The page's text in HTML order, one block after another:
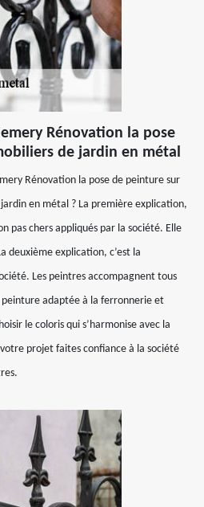
Rénovation la pose
de jardin en métal
Rénovation la pose de peinture sur
en métal ? La première explication,
pas chers appliqués par la société. Elle
deuxième explication, c’est la
Les peintres accompagnent tous
adaptée à la ferronnerie et
le coloris qui s’harmonise avec la
projet faites confiance à la société